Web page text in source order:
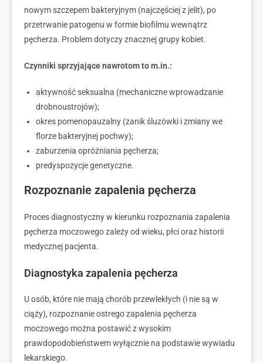
nowym szczepem bakteryjnym (najczęściej z jelit), po
przetrwanie patogenu w formie biofilmu wewnątrz
pęcherza. Problem dotyczy znacznej grupy kobiet.
Czynniki sprzyjające nawrotom to m.in.:
aktywność seksualna (mechaniczne wprowadzanie
drobnoustrojów);
okres pomenopauzalny (zanik śluzówki i zmiany we
florze bakteryjnej pochwy);
zaburzenia opróżniania pęcherza;
predyspozycje genetyczne.
Rozpoznanie zapalenia pęcherza
Proces diagnostyczny w kierunku rozpoznania zapalenia
pęcherza moczowego zależy od wieku, płci oraz historii
medycznej pacjenta.
Diagnostyka zapalenia pęcherza
U osób, które nie mają chorób przewlekłych (i nie są w
ciąży), rozpoznanie ostrego zapalenia pęcherza
moczowego można postawić z wysokim
prawdopodobieństwem wyłącznie na podstawie wywiadu
lekarskiego.